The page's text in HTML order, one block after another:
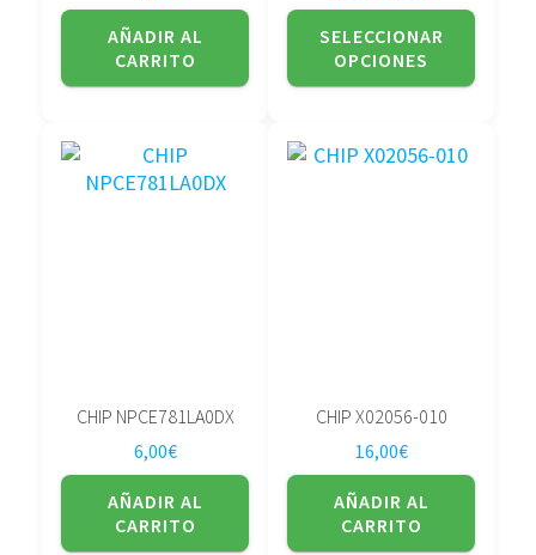
AÑADIR AL
CARRITO
SELECCIONAR
OPCIONES
página
producto
CHIP NPCE781LA0DX
6,00€
AÑADIR AL
CARRITO
CHIP X02056-010
16,00€
AÑADIR AL
CARRITO